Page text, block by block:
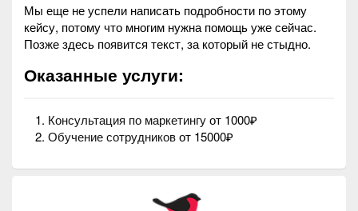
Мы еще не успели написать подробности по этому
кейсу, потому что многим нужна помощь уже сейчас.
Позже здесь появится текст, за который не стыдно.
Оказанные услуги:
Консультация по маркетингуот 1000₽
Обучение сотрудниковот 15000₽